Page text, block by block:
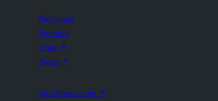
Participar
Eventos
Doar ↗
Swag ↗
WordPress.com ↗